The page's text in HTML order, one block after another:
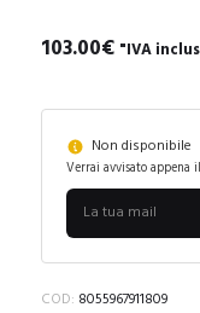
103.00€ "IVA
Non disponibile
Verrai avvisato
COD: 8055967911809